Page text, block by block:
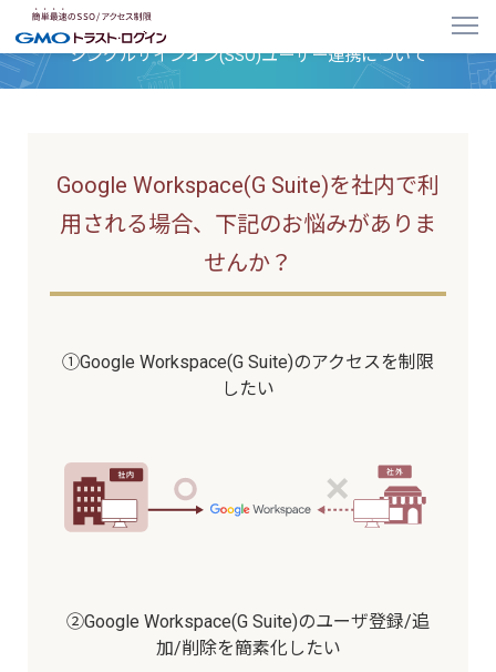
Google Workspace(G Suite)への
シングルサインオン(SSO)ユーザー連携について
Google Workspace(G Suite)を社内で利
用される場合、 下記のお悩みがありま
せんか？
①Google Workspace(G Suite)のアクセスを制限
したい
②Google Workspace(G Suite)のユーザ登録/追
加/削除を簡素化したい